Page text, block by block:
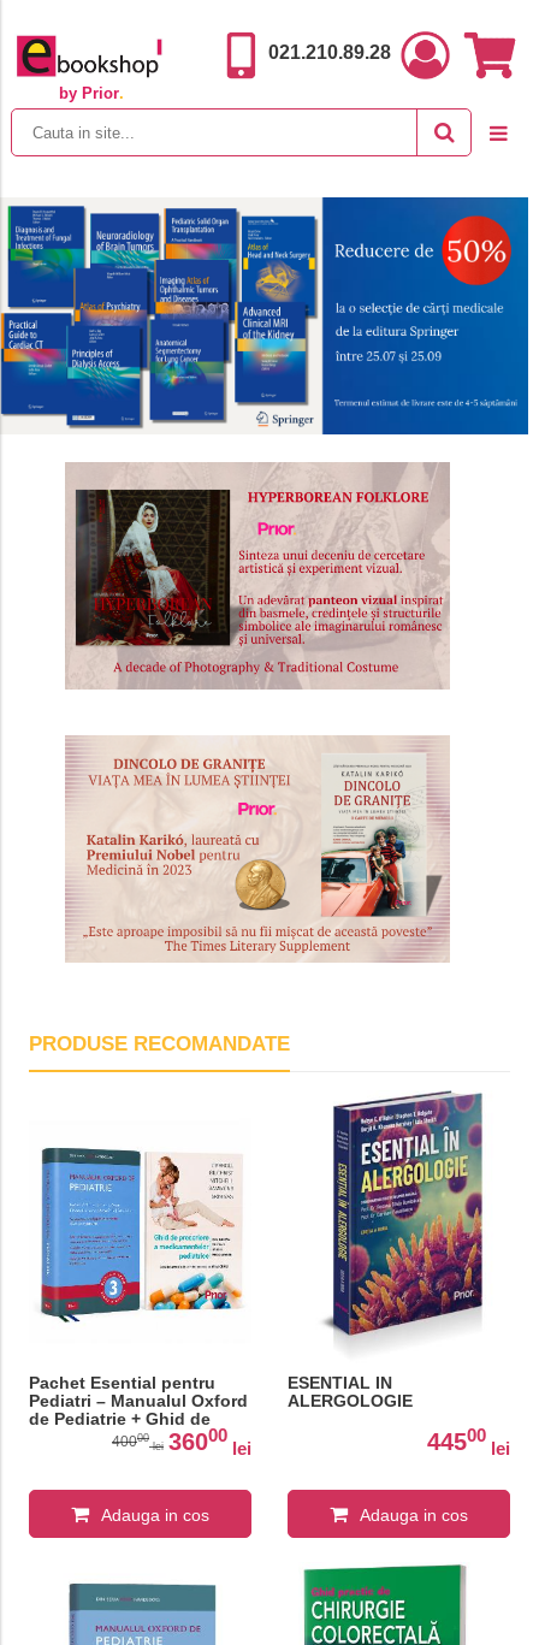
by Prior.
021.210.89.28
PRODUSE RECOMANDATE
Pachet Esential pentru
Pediatri – Manualul Oxford
de Pediatrie + Ghid de
prescriere a
medicamentelor pediatrice
40000
lei 36000
lei
Adauga in cos
ESENTIAL IN
ALERGOLOGIE
44500
lei
Adauga in cos